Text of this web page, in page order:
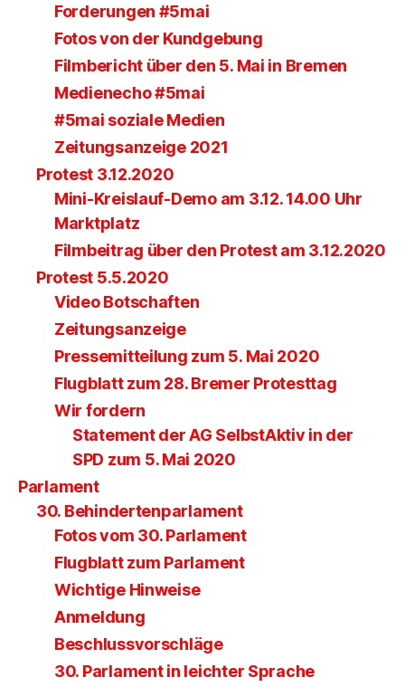
Forderungen #5mai
Fotos von der Kundgebung
Filmbericht über den 5. Mai in Bremen
Medienecho #5mai
#5mai soziale Medien
Zeitungsanzeige 2021
Protest 3.12.2020
Mini-Kreislauf-Demo am 3.12. 14.00 Uhr
Marktplatz
Filmbeitrag über den Protest am 3.12.2020
Protest 5.5.2020
Video Botschaften
Zeitungsanzeige
Pressemitteilung zum 5. Mai 2020
Flugblatt zum 28. Bremer Protesttag
Wir fordern
Statement der AG SelbstAktiv in der
SPD zum 5. Mai 2020
Parlament
30. Behindertenparlament
Fotos vom 30. Parlament
Flugblatt zum Parlament
Wichtige Hinweise
Anmeldung
Beschlussvorschläge
30. Parlament in leichter Sprache